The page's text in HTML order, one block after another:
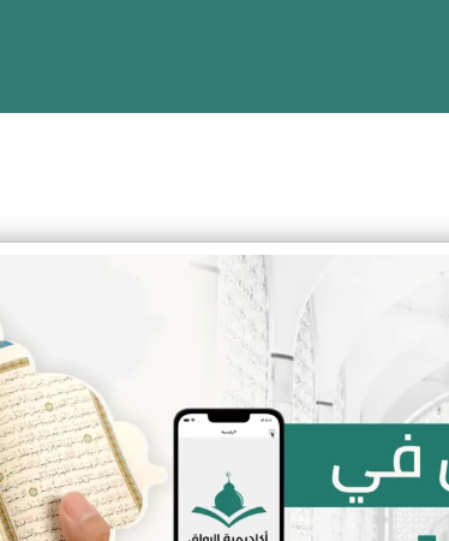
اللغة العربية للأطفال والكبار
واضحة لولي الأمر
مجانية